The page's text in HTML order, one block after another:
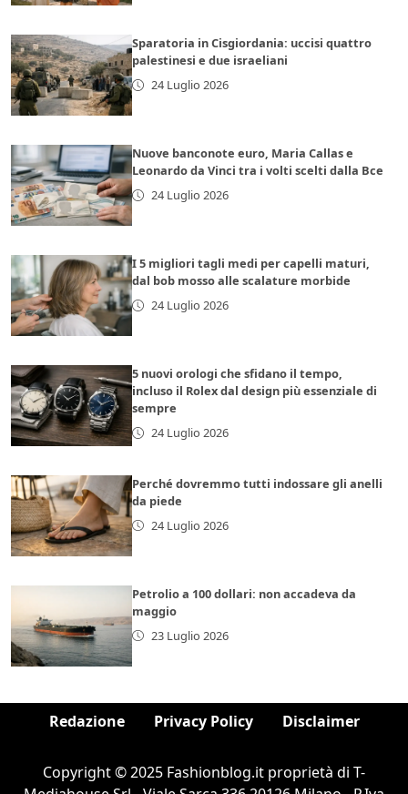
Sparatoria in Cisgiordania: uccisi quattro
palestinesi e due israeliani
24 Luglio 2026
Nuove banconote euro, Maria Callas e
Leonardo da Vinci tra i volti scelti dalla Bce
24 Luglio 2026
I 5 migliori tagli medi per capelli maturi,
dal bob mosso alle scalature morbide
24 Luglio 2026
5 nuovi orologi che sfidano il tempo,
incluso il Rolex dal design più essenziale di
sempre
24 Luglio 2026
Perché dovremmo tutti indossare gli anelli
da piede
24 Luglio 2026
Petrolio a 100 dollari: non accadeva da
maggio
23 Luglio 2026
Redazione Privacy Policy Disclaimer
Copyright © 2025 Fashionblog.it proprietà di T-